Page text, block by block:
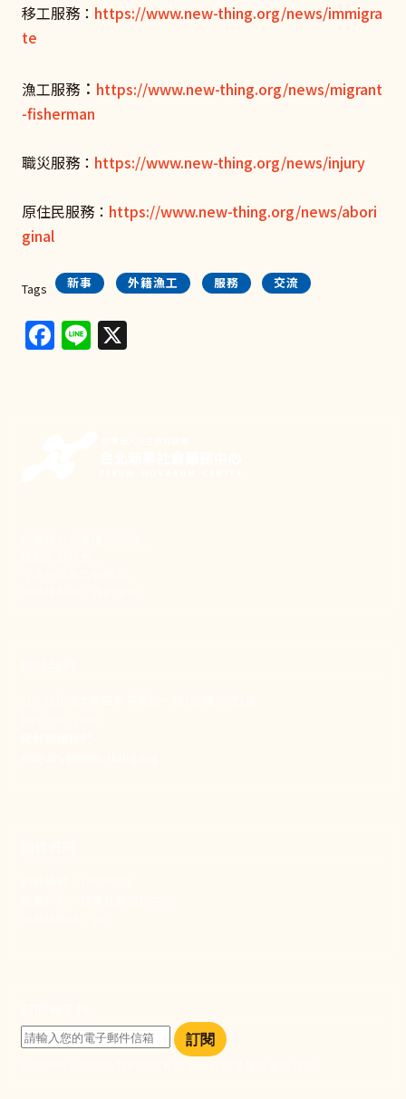
移工服務： https://www.new-thing.org/news/immigra
te
漁工服務 ： https://www.new-thing.org/news/migrant
-fisherman
職災服務： https://www.new-thing.org/news/injury
原住民服務： https://www.new-thing.org/news/abori
ginal
Tags 新事 外籍漁工 服務 交流
Facebook
Line
訂閱